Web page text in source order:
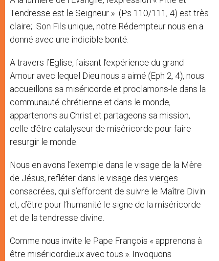
Tendresse est le Seigneur » (Ps 110/111, 4) est très
claire; Son Fils unique, notre Rédempteur nous en a
donné avec une indicible bonté.
A travers l’Eglise, faisant l’expérience du grand
Amour avec lequel Dieu nous a aimé (Eph 2, 4), nous
accueillons sa miséricorde et proclamons-le dans la
communauté chrétienne et dans le monde,
appartenons au Christ et partageons sa mission,
celle d’être catalyseur de miséricorde pour faire
resurgir le monde.
Nous en avons l’exemple dans le visage de la Mère
de Jésus, refléter dans le visage des vierges
consacrées, qui s’efforcent de suivre le Maître Divin
et, d’être pour l’humanité le signe de la miséricorde
et de la tendresse divine.
Comme nous invite le Pape François « apprenons à
être miséricordieux avec tous ». Invoquons